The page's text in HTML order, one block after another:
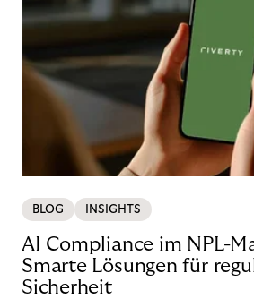
BLOG INSIGHTS
AI Compliance im NPL-
Smarte Lösungen für
Sicherheit